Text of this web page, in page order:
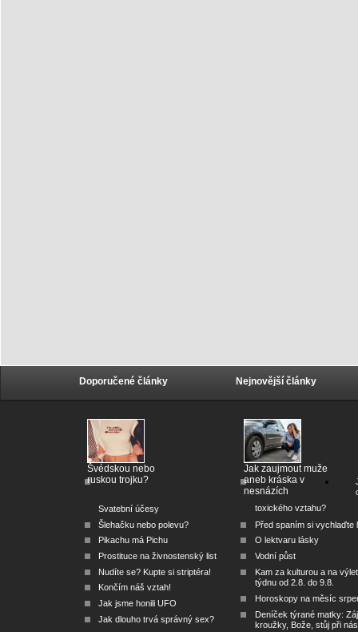
Doporučené články
Švédskou nebo
ruskou trojku?
Svatební účesy
Šlehačku nebo polevu?
Pikachu má Pichu
Prostituce na živnostenský list
Nudíte se? Kupte si striptéra!
Končím náš vztah!
Jak jsme honili UFO
Jak dlouho trvá správný sex?
Nejnovější články
Jak zaujmout muže
aneb kráska v
nesnázích
toxického vztahu?
Před spaním si vychlaďte
O lektvaru lásky
Vodní půst
Kam za kulturou a na
týdnu od 2.8. do 9.8.
Horoskopy na měsíc
Deníček týrané matky:
kroužky, Bože, stůj při nás